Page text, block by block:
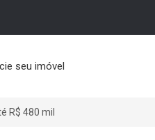
seu imóvel
R$ 480 mil